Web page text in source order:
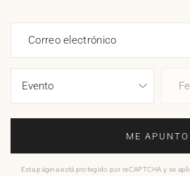
Correo electrónico
ME APUNTO
Esta página está protegido por reCAPTCHA y se